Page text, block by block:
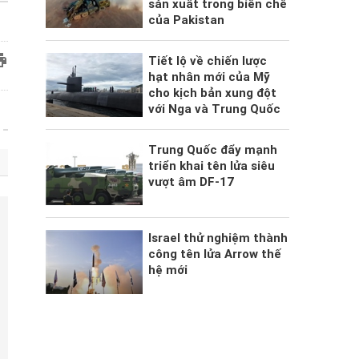
sản xuất trong biên chế
của Pakistan
Tiết lộ về chiến lược
hạt nhân mới của Mỹ
cho kịch bản xung đột
với Nga và Trung Quốc
Trung Quốc đẩy mạnh
triển khai tên lửa siêu
vượt âm DF-17
Israel thử nghiệm thành
công tên lửa Arrow thế
hệ mới